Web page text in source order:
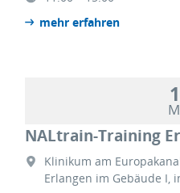
mehr erfahren
NALtrain-Training
Klinikum am
Erlangen im Gebäude I,